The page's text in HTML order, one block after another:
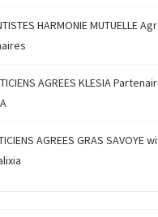
HARMONIE MUTUELLE
AGREES KLESIA
AGREES GRAS SAVOYE